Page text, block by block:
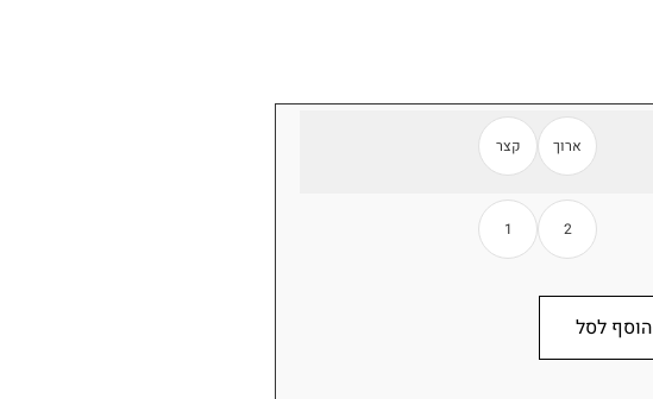
ארוך קצר
2
1
הוסף לסל